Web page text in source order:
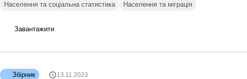
Населення та соціальна статистика Населення та міграція
Завантажити
Збірник 13.11.2023